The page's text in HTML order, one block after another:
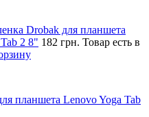
Drobak для планшета
2 8" 182 грн. Товар есть в
планшета Lenovo Yoga Tab